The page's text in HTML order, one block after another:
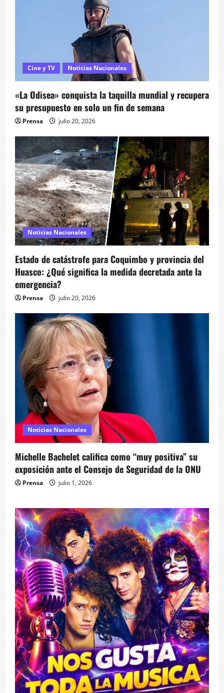
e
n
t
r
a
d
a
s
Cine y TV Noticias Nacionales
«La Odisea» conquista la taquilla mundial y recupera
su presupuesto en solo un fin de semana
Prensa julio 20, 2026
Noticias Nacionales
Estado de catástrofe para Coquimbo y provincia del
Huasco: ¿Qué significa la medida decretada ante la
emergencia?
Prensa julio 20, 2026
Noticias Nacionales
Michelle Bachelet califica como “muy positiva” su
exposición ante el Consejo de Seguridad de la ONU
Prensa julio 1, 2026